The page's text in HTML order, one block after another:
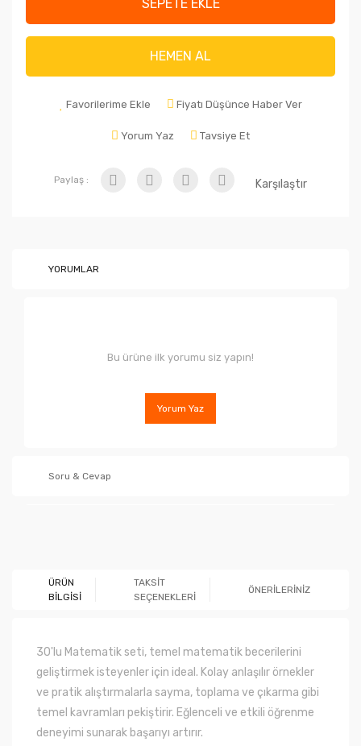
SEPETE EKLE
HEMEN AL
Favorilerime Ekle Fiyatı Düşünce Haber Ver
Yorum Yaz Tavsiye Et
Paylaş : Karşılaştır
YORUMLAR
Bu ürüne ilk yorumu siz yapın!
Yorum Yaz
Soru & Cevap
ÜRÜN
BİLGİSİ
TAKSİT
SEÇENEKLERİ
ÖNERİLERİNİZ
30'lu Matematik seti, temel matematik becerilerini
geliştirmek isteyenler için ideal. Kolay anlaşılır örnekler
ve pratik alıştırmalarla sayma, toplama ve çıkarma gibi
temel kavramları pekiştirir. Eğlenceli ve etkili öğrenme
deneyimi sunarak başarıyı artırır.